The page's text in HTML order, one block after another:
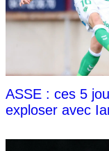
ASSE : ces 5
exploser avec